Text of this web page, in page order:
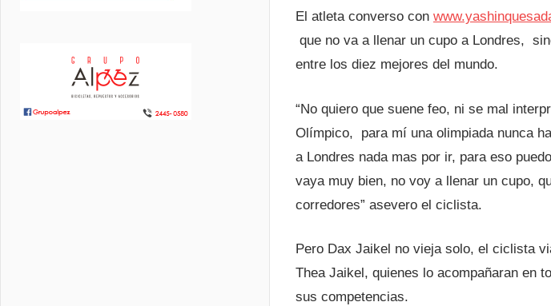
El atleta converso con
que no va a llenar un cupo a Londres,
entre los diez mejores del mundo.
“No quiero que suene feo, ni se mal
Olímpico, para mí una olimpiada nunca
a Londres nada mas por ir, para eso
vaya muy bien, no voy a llenar un cupo,
corredores” asevero el ciclista.
Pero Dax Jaikel no vieja solo, el ciclista
Thea Jaikel, quienes lo acompañaran en
sus competencias.